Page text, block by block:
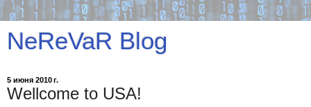
NeReVaR Blog
5 июня 2010 г.
Wellcome to USA!